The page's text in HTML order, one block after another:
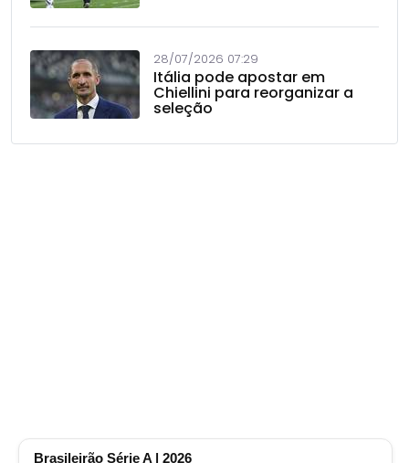
28/07/2026 07:29
Itália pode apostar em
Chiellini para reorganizar a
seleção